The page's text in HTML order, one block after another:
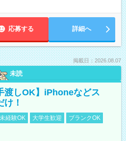
応募する 詳細へ
掲載日：2026.08.07
未読
渡しOK】iPhoneなどス
！
経験OK 大学生歓迎
ブランクOK